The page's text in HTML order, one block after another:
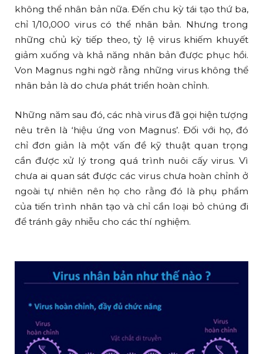
không thể nhân bản nữa. Đến chu kỳ tái tạo thứ ba,
chỉ 1/10,000 virus có thể nhân bản. Nhưng trong
những chủ kỳ tiếp theo, tỷ lệ virus khiếm khuyết
giảm xuống và khả năng nhân bản được phục hồi.
Von Magnus nghi ngờ rằng những virus không thể
nhân bản là do chưa phát triển hoàn chỉnh.
Những năm sau đó, các nhà virus đã gọi hiện tượng
nêu trên là ‘hiệu ứng von Magnus’. Đối với họ, đó
chỉ đơn giản là một vấn đề kỹ thuật quan trọng
cần được xử lý trong quá trình nuôi cấy virus. Vì
chưa ai quan sát được các virus chưa hoàn chỉnh ở
ngoài tự nhiên nên họ cho rằng đó là phụ phẩm
của tiến trình nhân tạo và chỉ cần loại bỏ chúng đi
để tránh gây nhiễu cho các thí nghiệm.